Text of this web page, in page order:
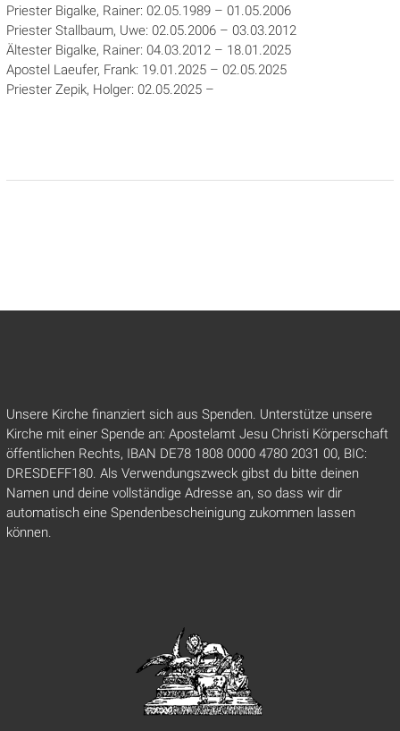
Priester Bigalke, Rainer: 02.05.1989 – 01.05.2006
Priester Stallbaum, Uwe: 02.05.2006 – 03.03.2012
Ältester Bigalke, Rainer: 04.03.2012 – 18.01.2025
Apostel Laeufer, Frank: 19.01.2025 – 02.05.2025
Priester Zepik, Holger: 02.05.2025 –
Unsere Kirche finanziert sich aus Spenden. Unterstütze unsere
Kirche mit einer Spende an: Apostelamt Jesu Christi Körperschaft
öffentlichen Rechts, IBAN DE78 1808 0000 4780 2031 00, BIC:
DRESDEFF180. Als Verwendungszweck gibst du bitte deinen
Namen und deine vollständige Adresse an, so dass wir dir
automatisch eine Spendenbescheinigung zukommen lassen
können.